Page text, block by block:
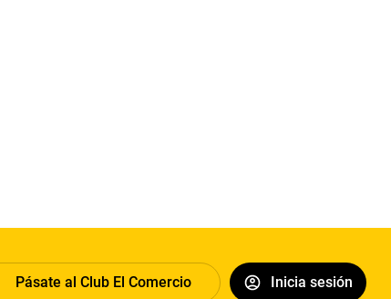
Pásate al Club El Comercio Inicia sesión